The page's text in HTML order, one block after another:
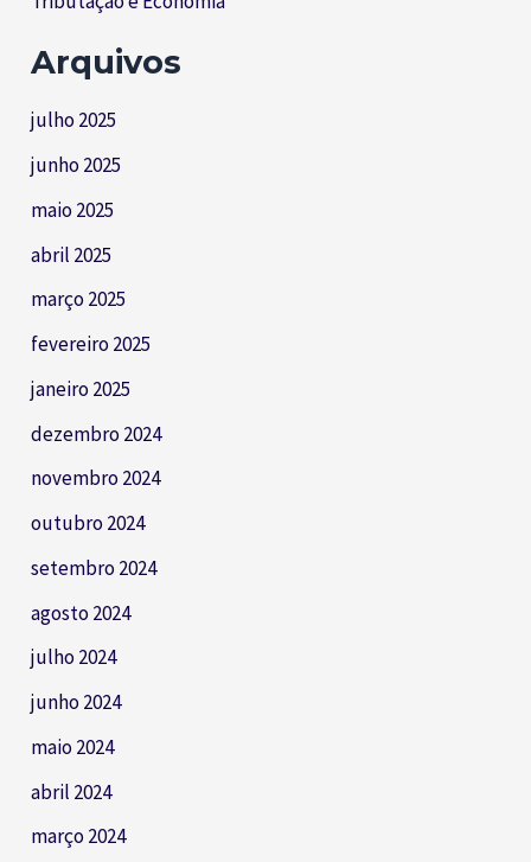
Arquivos
julho 2025
junho 2025
maio 2025
abril 2025
março 2025
fevereiro 2025
janeiro 2025
dezembro 2024
novembro 2024
outubro 2024
setembro 2024
agosto 2024
julho 2024
junho 2024
maio 2024
abril 2024
março 2024